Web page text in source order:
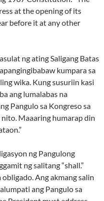
at the opening of its
before it at any other
ng ating Saligang Batas
kumpara sa
wika. Kung susuriin kasi
ang lumalabas na
Pangulo sa Kongreso sa
Maaaring humarap din
ng Pangulong
ng salitang “shall.”
Ang akmang salin
ang Pangulo sa